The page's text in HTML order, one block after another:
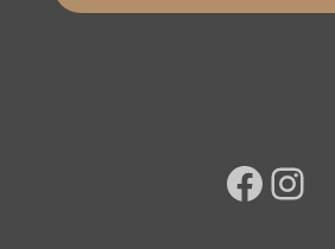
Facebook Instagram